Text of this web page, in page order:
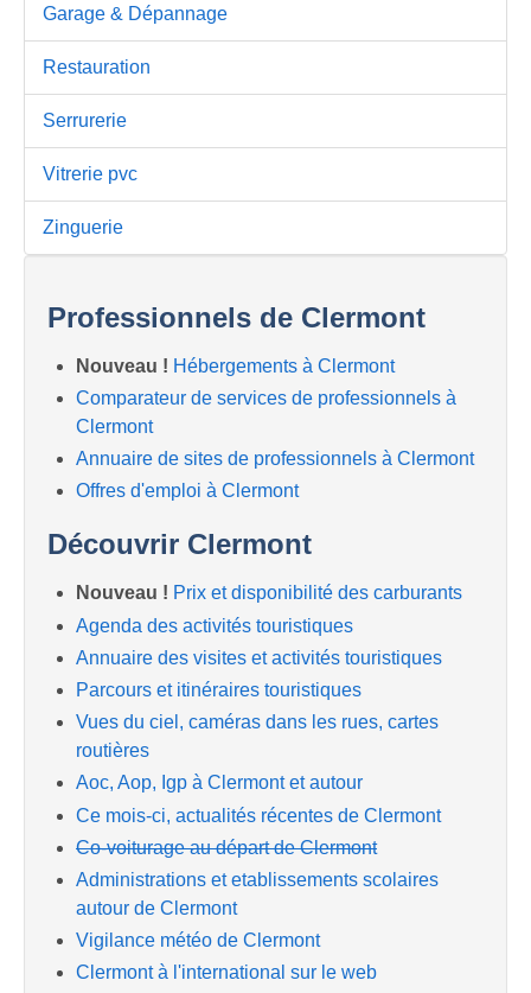
Garage & Dépannage
Restauration
Serrurerie
Vitrerie pvc
Zinguerie
Professionnels de Clermont
Nouveau ! Hébergements à Clermont
Comparateur de services de professionnels à
Clermont
Annuaire de sites de professionnels à Clermont
Offres d'emploi à Clermont
Découvrir Clermont
Nouveau ! Prix et disponibilité des carburants
Agenda des activités touristiques
Annuaire des visites et activités touristiques
Parcours et itinéraires touristiques
Vues du ciel, caméras dans les rues, cartes
routières
Aoc, Aop, Igp à Clermont et autour
Ce mois-ci, actualités récentes de Clermont
Co-voiturage au départ de Clermont
Administrations et etablissements scolaires
autour de Clermont
Vigilance météo de Clermont
Clermont à l'international sur le web